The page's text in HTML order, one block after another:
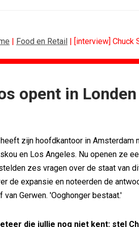
| Food en Retail | [interview] Chuck
opent in Londen
zijn hoofdkantoor in Amsterdam
en Los Angeles. Nu openen ze
zes vragen over de staat van
de expansie en noteerden de
van Gerwen. 'Ooghonger bestaat.'
die jullie nog niet kent: stel
rond...
De...
28, 2026
Horecapartijen
Closed on
Lamborghini
Havas neemt